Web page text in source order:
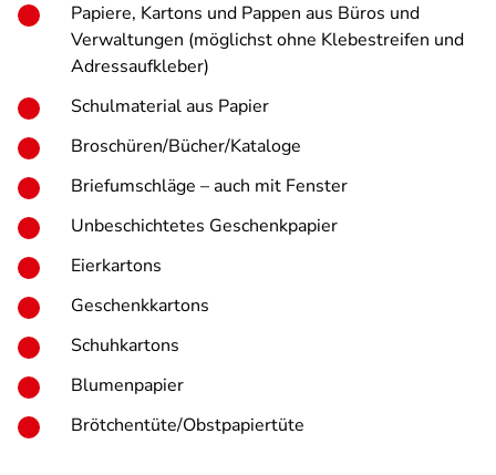
Papiere, Kartons und Pappen aus Büros und
Verwaltungen (möglichst ohne Klebestreifen und
Adressaufkleber)
Schulmaterial aus Papier
Broschüren/Bücher/Kataloge
Briefumschläge – auch mit Fenster
Unbeschichtetes Geschenkpapier
Eierkartons
Geschenkkartons
Schuhkartons
Blumenpapier
Brötchentüte/Obstpapiertüte